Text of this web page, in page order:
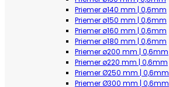
Priemer ø140 mm | 0,6mm
Priemer ø150 mm | 0,6mm
Priemer ø160 mm | 0,6mm
Priemer ø180 mm | 0,6mm
Priemer ø200 mm | 0,6mm
Priemer ø220 mm | 0,6mm
Priemer Ø250 mm | 0,6mm
Priemer Ø300 mm | 0,6mm